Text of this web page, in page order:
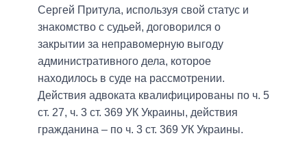
Сергей Притула, используя свой статус и
знакомство с судьей, договорился о
закрытии за неправомерную выгоду
административного дела, которое
находилось в суде на рассмотрении.
Действия адвоката квалифицированы по ч. 5
ст. 27, ч. 3 ст. 369 УК Украины, действия
гражданина – по ч. 3 ст. 369 УК Украины.